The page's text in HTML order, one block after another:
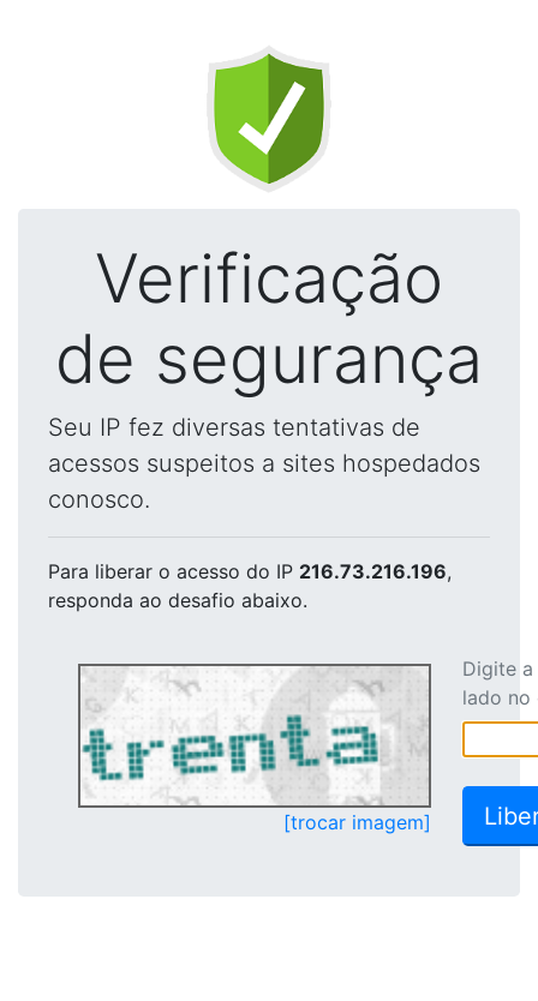
Verificação
de segurança
Seu IP fez diversas tentativas de
acessos suspeitos a sites hospedados
conosco.
Para liberar o acesso do IP 216.73.216.196,
responda ao desafio abaixo.
[trocar imagem]
Digite
lado no